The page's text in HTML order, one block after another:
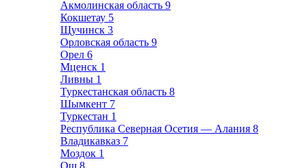
Акмолинская область 9
Кокшетау 5
Щучинск 3
Орловская область 9
Орел 6
Мценск 1
Ливны 1
Туркестанская область 8
Шымкент 7
Туркестан 1
Республика Северная Осетия — Алания 8
Владикавказ 7
Моздок 1
Ош 8